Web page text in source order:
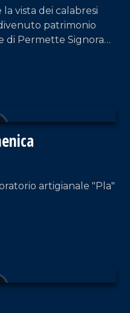
vista dei calabresi
patrimonio
di Permette Signora
artigianale "Pla"